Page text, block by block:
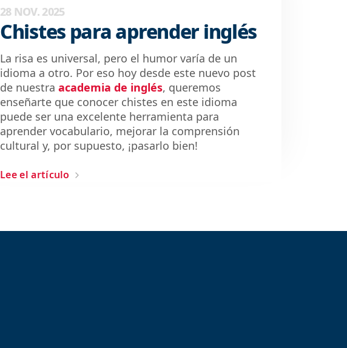
28 NOV. 2025
Chistes para aprender inglés
La risa es universal, pero el humor varía de un
idioma a otro. Por eso hoy desde este nuevo post
de nuestra academia de inglés, queremos
enseñarte que conocer chistes en este idioma
puede ser una excelente herramienta para
aprender vocabulario, mejorar la comprensión
cultural y, por supuesto, ¡pasarlo bien!
Lee el artículo